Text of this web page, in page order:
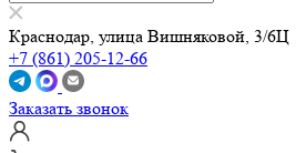
Краснодар, улица Вишняковой, 3/6Ц
+7 (861) 205-12-66
Заказать звонок